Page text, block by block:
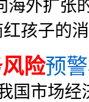
海外扩张
孩子的
险预
国市场